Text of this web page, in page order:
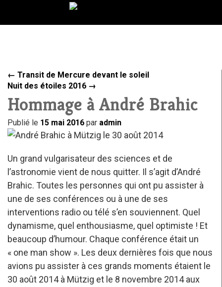
← Transit de Mercure devant le soleil
Nuit des étoiles 2016 →
Hommage à André Brahic
Publié le 15 mai 2016 par admin
Un grand vulgarisateur des sciences et de
l’astronomie vient de nous quitter. Il s’agit d’André
Brahic. Toutes les personnes qui ont pu assister à
une de ses conférences ou à une de ses
interventions radio ou télé s’en souviennent. Quel
dynamisme, quel enthousiasme, quel optimiste ! Et
beaucoup d’humour. Chaque conférence était un
« one man show ». Les deux dernières fois que nous
avions pu assister à ces grands moments étaient le
30 août 2014 à Mützig et le 8 novembre 2014 aux